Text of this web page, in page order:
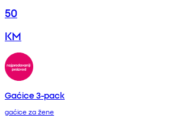
50
KM
Gaćice 3-pack
gaćice za žene